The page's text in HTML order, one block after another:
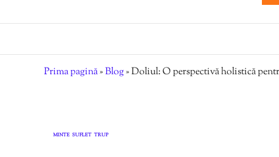
Prima pagină»Blog»Doliul: O perspectivă holistică
MINTE SUFLET TRUP